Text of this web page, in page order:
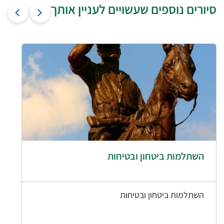
סיורים נוספים שעשויים לעניין אותך
השתלמות ביטחון ובטיחות
השתלמות ביטחון ובטיחות